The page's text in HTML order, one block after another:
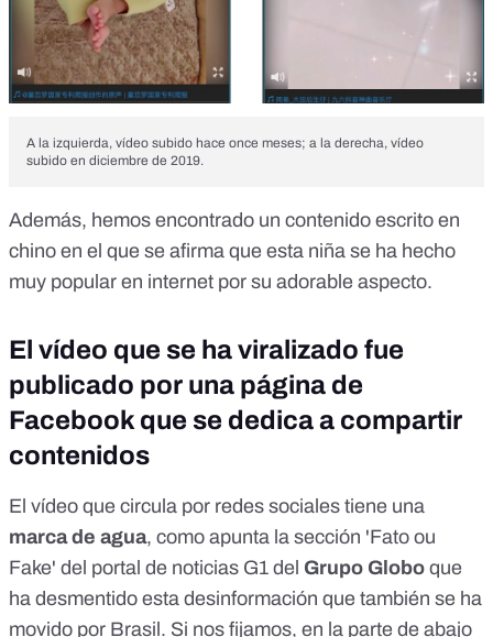
A la izquierda, vídeo subido hace once meses; a la derecha, vídeo
subido en diciembre de 2019.
Además, hemos encontrado un contenido escrito en
chino en el que se afirma que esta niña se ha hecho
muy popular en internet por su adorable aspecto.
El vídeo que se ha viralizado fue
publicado por una página de
Facebook que se dedica a compartir
contenidos
El vídeo que circula por redes sociales tiene una
marca de agua, como apunta la sección 'Fato ou
Fake' del portal de noticias G1 del Grupo Globo que
ha desmentido esta desinformación que también se ha
movido por Brasil. Si nos fijamos, en la parte de abajo